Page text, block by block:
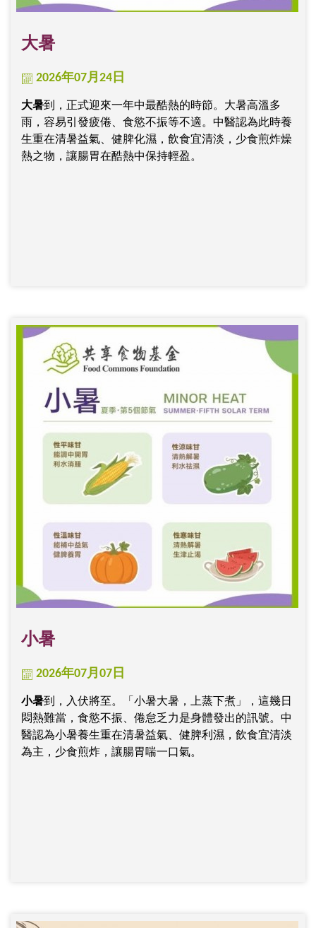
大暑
2026年07月24日
大暑到，正式迎來一年中最酷熱的時節。大暑高溫多
雨，容易引發疲倦、食慾不振等不適。中醫認為此時養
生重在清暑益氣、健脾化濕，飲食宜清淡，少食煎炸燥
熱之物，讓腸胃在酷熱中保持輕盈。
小暑
2026年07月07日
小暑到，入伏將至。「小暑大暑，上蒸下煮」，這幾日
悶熱難當，食慾不振、倦怠乏力是身體發出的訊號。中
醫認為小暑養生重在清暑益氣、健脾利濕，飲食宜清淡
為主，少食煎炸，讓腸胃喘一口氣。